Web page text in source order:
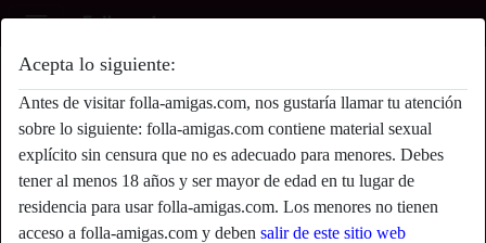
Acepta lo siguiente:
Antes de visitar folla-amigas.com, nos gustaría llamar tu atención
sobre lo siguiente: folla-amigas.com contiene material sexual
explícito sin censura que no es adecuado para menores. Debes
tener al menos 18 años y ser mayor de edad en tu lugar de
residencia para usar folla-amigas.com. Los menores no tienen
acceso a folla-amigas.com y deben salir de este sitio web
PlayMyTits's perfil